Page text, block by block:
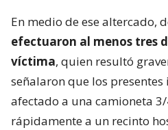
En medio de ese altercado,
efectuaron al menos tres
víctima, quien resultó
señalaron que los
afectado a una camioneta
rápidamente a un recinto